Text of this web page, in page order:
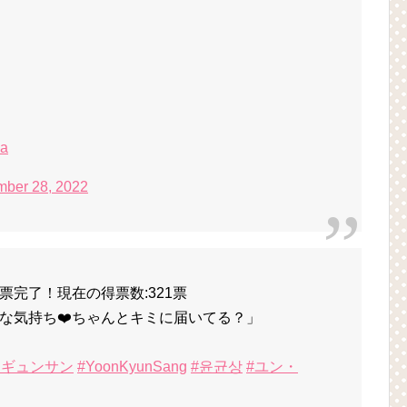
28, 2022
完了！現在の得票数:321票
気持ち❤️ちゃんとキミに届いてる？」
ュンサン #YoonKyunSang #윤균상 #ユン・